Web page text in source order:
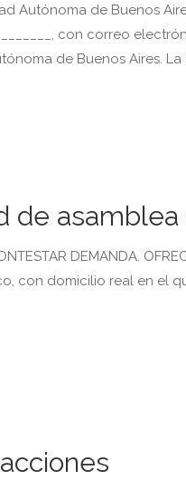
Autónoma de Buenos
con correo
de Buenos Aires. La
de asamblea
DEMANDA.
con domicilio real en el